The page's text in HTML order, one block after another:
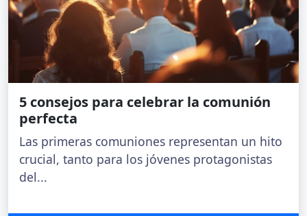
5 consejos para celebrar la comunión
perfecta
Las primeras comuniones representan un hito
crucial, tanto para los jóvenes protagonistas
del...